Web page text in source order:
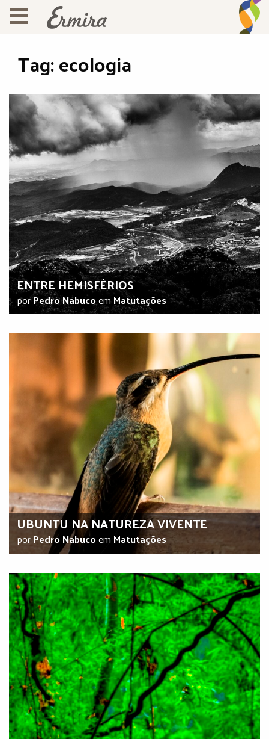
Tag:ecologia
ENTRE HEMISFÉRIOS
porPedro NabucoemMatutações
UBUNTU NA NATUREZA VIVENTE
porPedro Nabucoem Matutações